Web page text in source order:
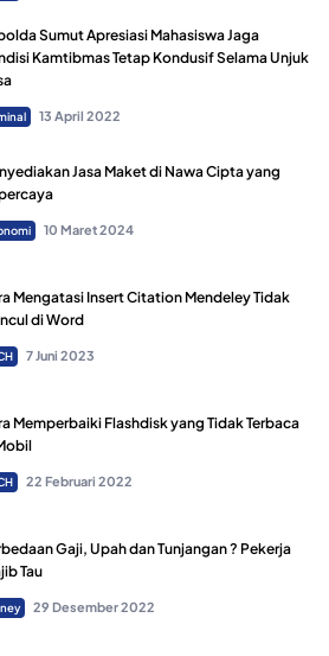
Sumut Apresiasi Mahasiswa Jaga
Kamtibmas Tetap Kondusif Selama Unjuk
13 April 2022
Jasa Maket di Nawa Cipta yang
10 Maret 2024
Mengatasi Insert Citation Mendeley Tidak
di Word
7 Juni 2023
Memperbaiki Flashdisk yang Tidak Terbaca
22 Februari 2022
Gaji, Upah dan Tunjangan ? Pekerja
Tau
29 Desember 2022